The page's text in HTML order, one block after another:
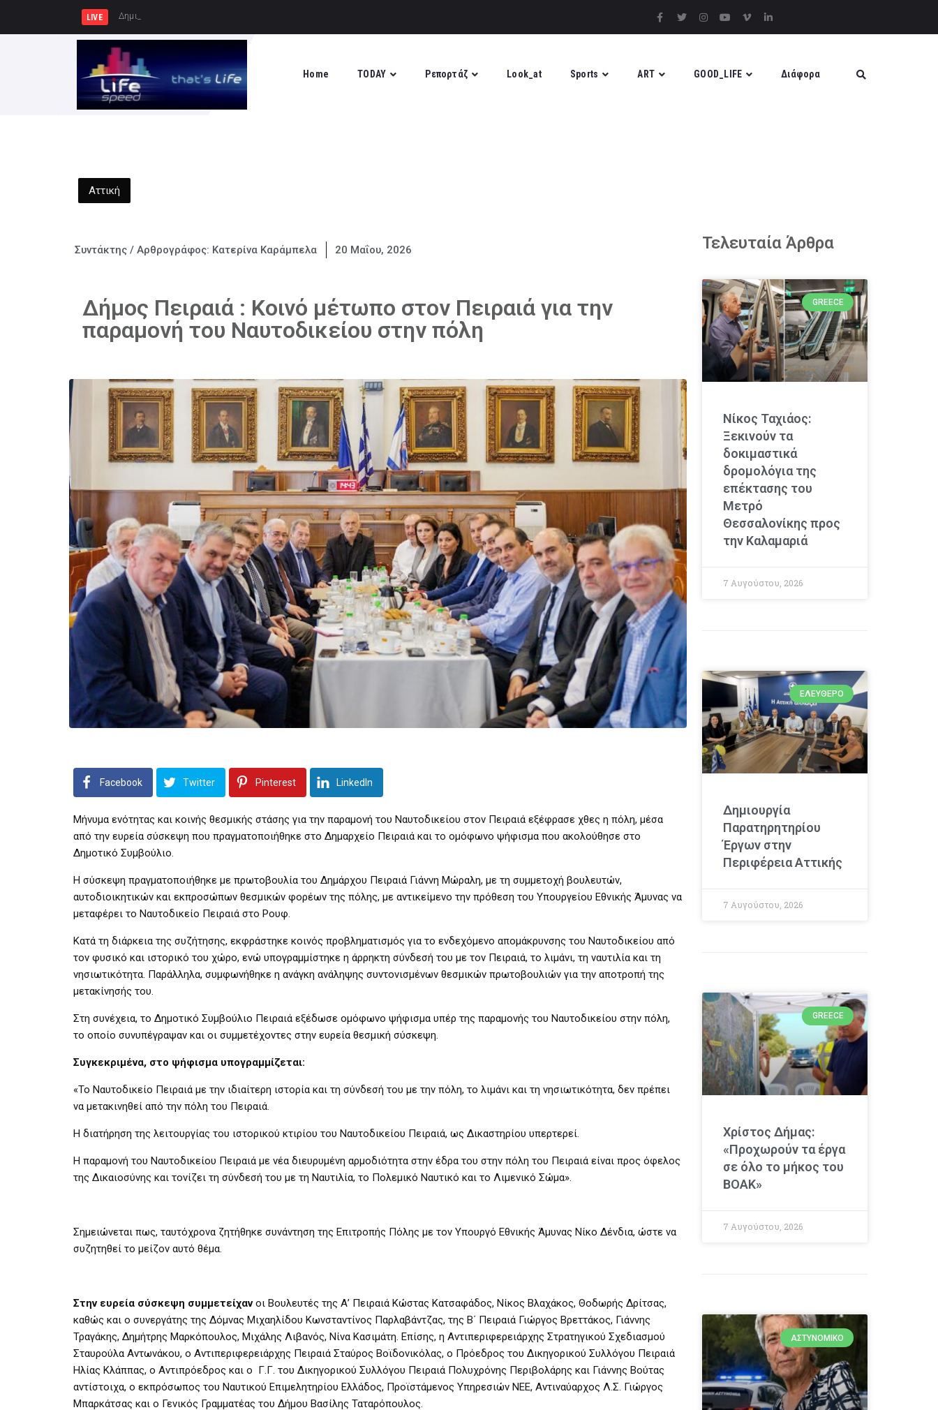
LIVE Δημιουργία Παρατηρητηρίου Έργων σ
Home TODAY Ρεπορτάζ Look_at Sports ART GOOD_LIFE Διάφορα
Αττική
Συντάκτης / Αρθρογράφος: Κατερίνα Καράμπελα 20 Μαΐου, 2026
Δήμος Πειραιά : Κοινό μέτωπο στον Πειραιά για την
παραμονή του Ναυτοδικείου στην πόλη
Facebook Twitter Pinterest LinkedIn
Μήνυμα ενότητας και κοινής θεσμικής στάσης για την παραμονή του Ναυτοδικείου στον Πειραιά εξέφρασε χθες η πόλη, μέσα
από την ευρεία σύσκεψη που πραγματοποιήθηκε στο Δημαρχείο Πειραιά και το ομόφωνο ψήφισμα που ακολούθησε στο
Δημοτικό Συμβούλιο.
Η σύσκεψη πραγματοποιήθηκε με πρωτοβουλία του Δημάρχου Πειραιά Γιάννη Μώραλη, με τη συμμετοχή βουλευτών,
αυτοδιοικητικών και εκπροσώπων θεσμικών φορέων της πόλης, με αντικείμενο την πρόθεση του Υπουργείου Εθνικής Άμυνας να
μεταφέρει το Ναυτοδικείο Πειραιά στο Ρουφ.
Κατά τη διάρκεια της συζήτησης, εκφράστηκε κοινός προβληματισμός για το ενδεχόμενο απομάκρυνσης του Ναυτοδικείου από
τον φυσικό και ιστορικό του χώρο, ενώ υπογραμμίστηκε η άρρηκτη σύνδεσή του με τον Πειραιά, το λιμάνι, τη ναυτιλία και τη
νησιωτικότητα. Παράλληλα, συμφωνήθηκε η ανάγκη ανάληψης συντονισμένων θεσμικών πρωτοβουλιών για την αποτροπή της
μετακίνησής του.
Στη συνέχεια, το Δημοτικό Συμβούλιο Πειραιά εξέδωσε ομόφωνο ψήφισμα υπέρ της παραμονής του Ναυτοδικείου στην πόλη,
το οποίο συνυπέγραψαν και οι συμμετέχοντες στην ευρεία θεσμική σύσκεψη.
Συγκεκριμένα, στο ψήφισμα υπογραμμίζεται:
«Το Ναυτοδικείο Πειραιά με την ιδιαίτερη ιστορία και τη σύνδεσή του με την πόλη, το λιμάνι και τη νησιωτικότητα, δεν πρέπει
να μετακινηθεί από την πόλη του Πειραιά.
Η διατήρηση της λειτουργίας του ιστορικού κτιρίου του Ναυτοδικείου Πειραιά, ως Δικαστηρίου υπερτερεί.
Η παραμονή του Ναυτοδικείου Πειραιά με νέα διευρυμένη αρμοδιότητα στην έδρα του στην πόλη του Πειραιά είναι προς όφελος
της Δικαιοσύνης και τονίζει τη σύνδεσή του με τη Ναυτιλία, το Πολεμικό Ναυτικό και το Λιμενικό Σώμα».
Σημειώνεται πως, ταυτόχρονα ζητήθηκε συνάντηση της Επιτροπής Πόλης με τον Υπουργό Εθνικής Άμυνας Νίκο Δένδια, ώστε να
συζητηθεί το μείζον αυτό θέμα.
Στην ευρεία σύσκεψη συμμετείχανοι Βουλευτές της Α’ Πειραιά Κώστας Κατσαφάδος, Νίκος Βλαχάκος, Θοδωρής Δρίτσας,
καθώς και ο συνεργάτης της Δόμνας Μιχαηλίδου Κωνσταντίνος Παρλαβάντζας, της Β΄ Πειραιά Γιώργος Βρεττάκος, Γιάννης
Τραγάκης, Δημήτρης Μαρκόπουλος, Μιχάλης Λιβανός, Νίνα Κασιμάτη. Επίσης, η Αντιπεριφερειάρχης Στρατηγικού Σχεδιασμού
Σταυρούλα Αντωνάκου, ο Αντιπεριφερειάρχης Πειραιά Σταύρος Βοϊδονικόλας, ο Πρόεδρος του Δικηγορικού Συλλόγου Πειραιά
Ηλίας Κλάππας, ο Αντιπρόεδρος και ο Γ.Γ. του Δικηγορικού Συλλόγου Πειραιά Πολυχρόνης Περιβολάρης και Γιάννης Βούτας
αντίστοιχα, ο εκπρόσωπος του Ναυτικού Επιμελητηρίου Ελλάδος, Προϊστάμενος Υπηρεσιών ΝΕΕ, Αντιναύαρχος Λ.Σ. Γιώργος
Μπαρκάτσας και ο Γενικός Γραμματέας του Δήμου Βασίλης Ταταρόπουλος.
Τελευταία Άρθρα
GREECE
Νίκος Ταχιάος:
Ξεκινούν τα
δοκιμαστικά
δρομολόγια της
επέκτασης του
Μετρό
Θεσσαλονίκης προς
την Καλαμαριά
7 Αυγούστου, 2026
ΕΛΕΎΘΕΡΟ
Δημιουργία
Παρατηρητηρίου
Έργων στην
Περιφέρεια Αττικής
7 Αυγούστου, 2026
GREECE
Χρίστος Δήμας:
«Προχωρούν τα έργα
σε όλο το μήκος του
ΒΟΑΚ»
7 Αυγούστου, 2026
ΑΣΤΥΝΟΜΙΚΌ